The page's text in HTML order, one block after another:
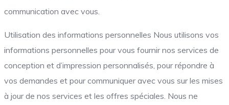
communication avec vous.
Utilisation des informations personnelles Nous utilisons vos
informations personnelles pour vous fournir nos services de
conception et d’impression personnalisés, pour répondre à
vos demandes et pour communiquer avec vous sur les mises
à jour de nos services et les offres spéciales. Nous ne